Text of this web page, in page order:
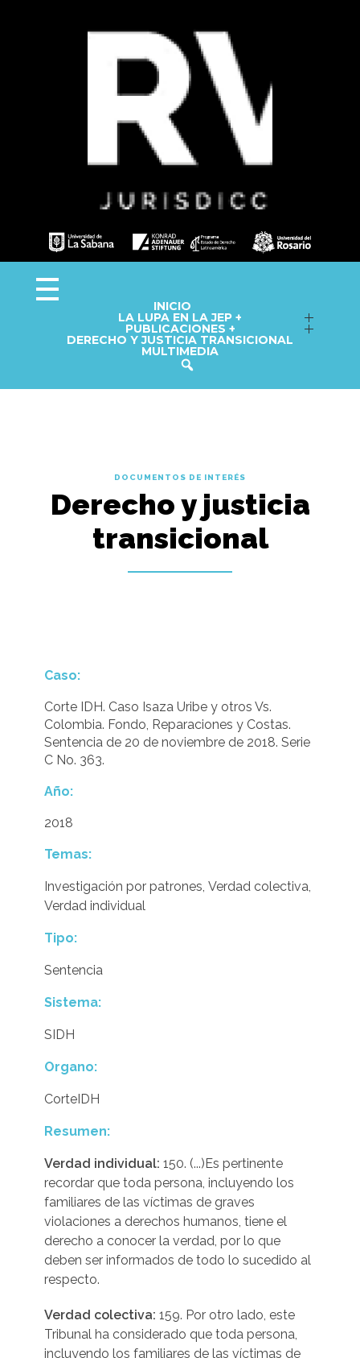
INICIO
LA LUPA EN LA JEP +
Seguimiento a macrocasos
Fichas técnicas
Cápsulas informativas
PUBLICACIONES +
Informes del Observatorio
Repositorio
DERECHO Y JUSTICIA TRANSICIONAL
MULTIMEDIA
DOCUMENTOS DE INTERÉS
Derecho y justicia
transicional
Caso:
Corte IDH. Caso Isaza Uribe y otros Vs.
Colombia. Fondo, Reparaciones y Costas.
Sentencia de 20 de noviembre de 2018. Serie
C No. 363.
Año:
2018
Temas:
Investigación por patrones, Verdad colectiva,
Verdad individual
Tipo:
Sentencia
Sistema:
SIDH
Organo:
CorteIDH
Resumen:
Verdad individual: 150. (...)Es pertinente
recordar que toda persona, incluyendo los
familiares de las víctimas de graves
violaciones a derechos humanos, tiene el
derecho a conocer la verdad, por lo que
deben ser informados de todo lo sucedido al
respecto.
Verdad colectiva: 159. Por otro lado, este
Tribunal ha considerado que toda persona,
incluyendo los familiares de las víctimas de